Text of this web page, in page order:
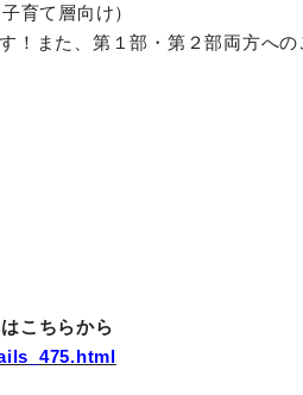
育て層向け）
！また、第１部・第２部両方への
こちらから